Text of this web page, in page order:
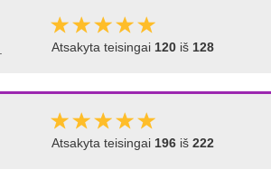
Atsakyta teisingai 120 iš 128
Atsakyta teisingai 196 iš 222